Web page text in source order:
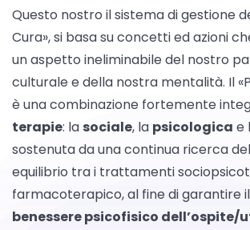
Questo nostro il sistema di gestione
Cura», si basa su concetti ed azioni
un aspetto ineliminabile del nostro
culturale e della nostra mentalità. Il
è una combinazione fortemente
terapie: la sociale, la psicologica e
sostenuta da una continua ricerca
equilibrio tra i trattamenti
farmacoterapico, al fine di garantire il
benessere psicofisico dell’ospite/